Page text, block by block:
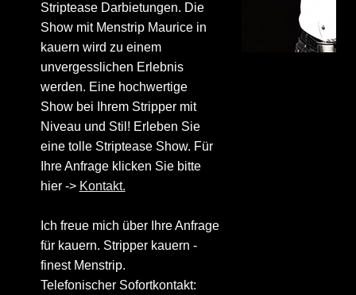
Striptease Darbietungen. Die
Show mit Menstrip Maurice in
kauern wird zu einem
unvergesslichen Erlebnis
werden. Eine hochwertige
Show bei Ihrem Stripper mit
Niveau und Stil! Erleben Sie
eine tolle Striptease Show. Für
Ihre Anfrage klicken Sie bitte
hier -> Kontakt.
Ich freue mich über Ihre Anfrage
für kauern. Stripper kauern -
finest Menstrip.
Telefonischer Sofortkontakt: